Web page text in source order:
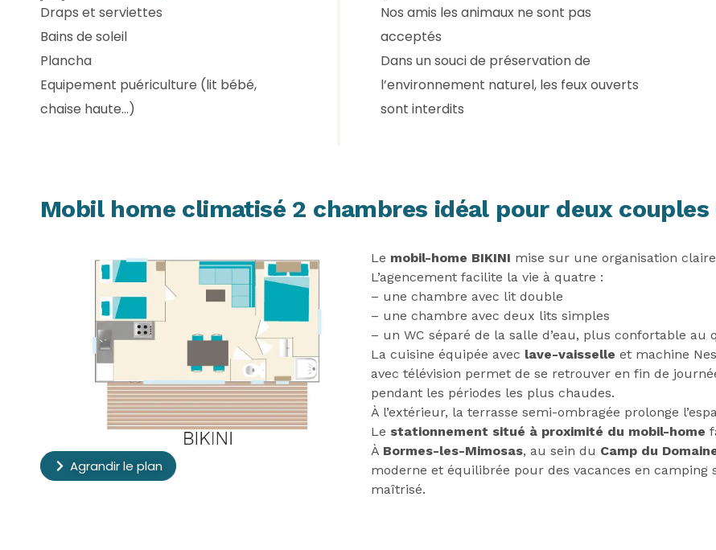
Draps et serviettes
Bains de soleil
Plancha
Equipement puériculture (lit bébé,
chaise haute…)
Nos amis les animaux ne sont pas
acceptés
Dans un souci de préservation de
l’environnement naturel, les feux ouverts
sont interdits
Mobil home climatisé 2 chambres idéal pour deux
Agrandir le plan
Le mobil-home BIKINI mise sur une organisation
L’agencement facilite la vie à quatre :
– une chambre avec lit double
– une chambre avec deux lits simples
– un WC séparé de la salle d’eau, plus confortable au
La cuisine équipée avec lave-vaisselle et machine
avec télévision permet de se retrouver en fin de
pendant les périodes les plus chaudes.
À l’extérieur, la terrasse semi-ombragée prolonge
Le stationnement situé à proximité du mobil-home
À Bormes-les-Mimosas, au sein du Camp du
moderne et équilibrée pour des vacances en camping
maîtrisé.